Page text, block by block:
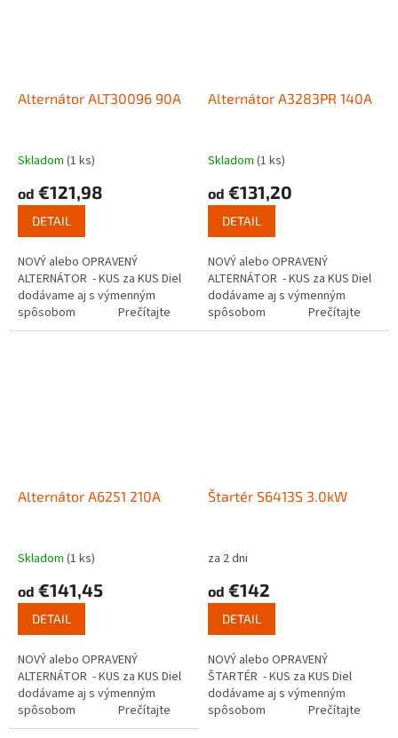
Alternátor ALT30096 90A
Skladom (1 ks)
od €121,98
DETAIL
NOVÝ alebo OPRAVENÝ
ALTERNÁTOR - KUS za KUS Diel
dodávame aj s výmenným
spôsobom Prečítajte
si ako...
Alternátor A3283PR 140A
Skladom (1 ks)
od €131,20
DETAIL
NOVÝ alebo OPRAVENÝ
ALTERNÁTOR - KUS za KUS Diel
dodávame aj s výmenným
spôsobom Prečítajte
si ako...
Alternátor A6251 210A
Skladom (1 ks)
od €141,45
DETAIL
NOVÝ alebo OPRAVENÝ
ALTERNÁTOR - KUS za KUS Diel
dodávame aj s výmenným
spôsobom Prečítajte
si ako...
Štartér S6413S 3.0kW
za 2 dni
od €142
DETAIL
NOVÝ alebo OPRAVENÝ
ŠTARTÉR - KUS za KUS Diel
dodávame aj s výmenným
spôsobom Prečítajte